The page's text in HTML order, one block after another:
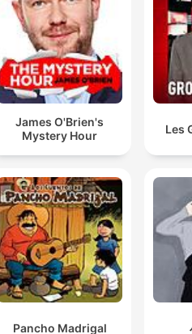
James O'Brien's
Mystery Hour
Les
Pancho Madrigal